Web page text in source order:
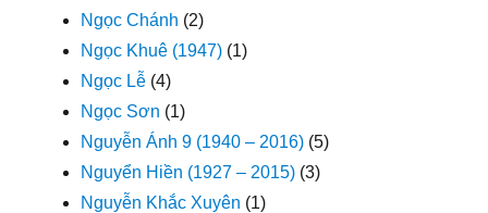
Ngọc Chánh (2)
Ngọc Khuê (1947) (1)
Ngọc Lễ (4)
Ngọc Sơn (1)
Nguyễn Ánh 9 (1940 – 2016) (5)
Nguyển Hiền (1927 – 2015) (3)
Nguyễn Khắc Xuyên (1)